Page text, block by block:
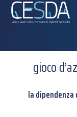
gioco
la dipendenza